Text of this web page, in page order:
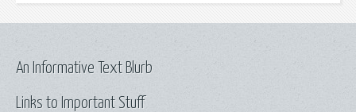
Links to Important Stuff
An Informative Text Blurb